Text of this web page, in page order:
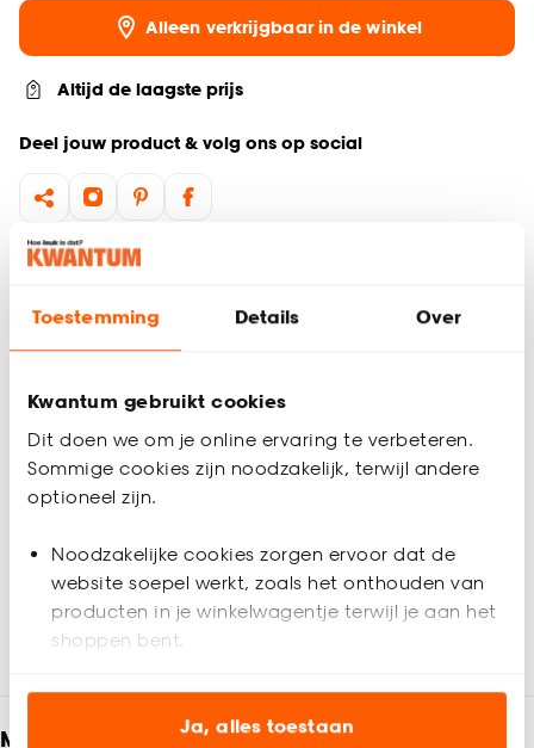
Toestemming Details Over
Kwantum gebruikt cookies
Dit doen we om je online ervaring te verbeteren.
Sommige cookies zijn noodzakelijk, terwijl andere
optioneel zijn.
Noodzakelijke cookies zorgen ervoor dat de
website soepel werkt, zoals het onthouden van
producten in je winkelwagentje terwijl je aan het
shoppen bent.
Analytische cookies (optioneel) helpen ons de
website te verbeteren voor jou en al onze andere
Ja, alles toestaan
Alleen verkrijgbaar in de winkel
Altijd de laagste prijs
Deel jouw product & volg ons op social
Productomschrijving
146 cm breed.
Artikelnummer
EAN nummer 8720197010867
Kleur Zwart
Materiaal Polyester
Beoordelingen
Meld je aan en ontvang € 5,- korting op je